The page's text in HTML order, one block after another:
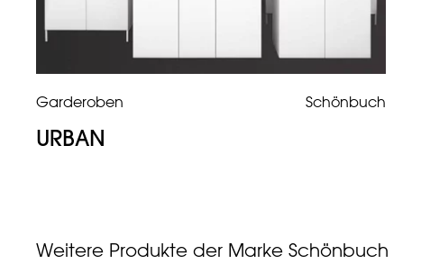
Garderoben Schönbuch
URBAN
Weitere Produkte der Marke Schönbuch